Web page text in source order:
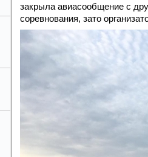
закрыла авиасообщение с
соревнования, зато